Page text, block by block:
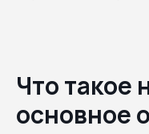
Что такое
основное